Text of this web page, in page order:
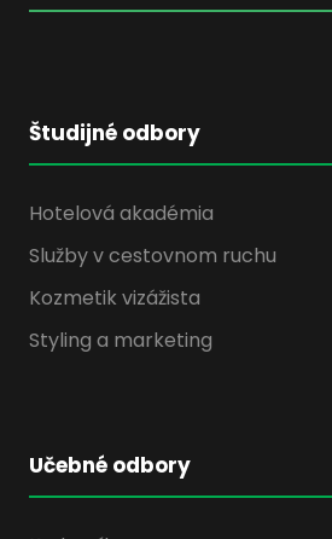
Študijné odbory
Hotelová akadémia
Služby v cestovnom ruchu
Kozmetik vizážista
Styling a marketing
Učebné odbory